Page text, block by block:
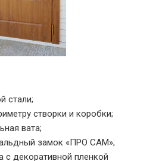
стали;
створки и коробки;
вата;
замок «ПРО САМ»;
декоративной пленкой